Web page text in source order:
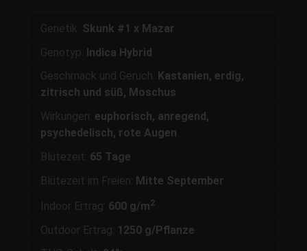
Genetik: Skunk #1 x Mazar
Genotyp: Indica Hybrid
Geschmack und Geruch: Kastanien, erdig,
zitrisch und süß, Moschus
Wirkungen: euphorisch, anregend,
psychedelisch, rote Augen
Blütezeit: 65 Tage
Blütezeit im Freien: Mitte September
Indoor Ertrag: 600 g/m2
Outdoor Ertrag: 1250 g/Pflanze